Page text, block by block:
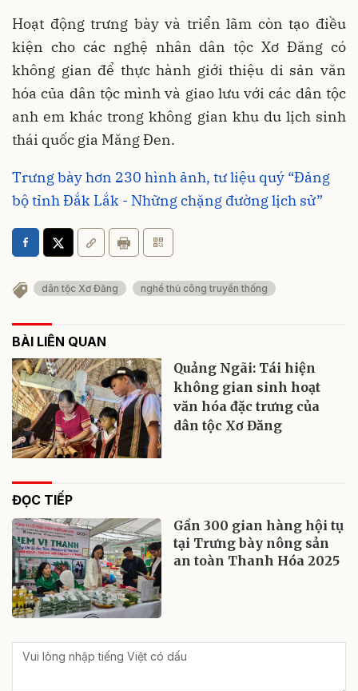
Hoạt động trưng bày và triển lãm còn tạo điều
kiện cho các nghệ nhân dân tộc Xơ Đăng có
không gian để thực hành giới thiệu di sản văn
hóa của dân tộc mình và giao lưu với các dân tộc
anh em khác trong không gian khu du lịch sinh
thái quốc gia Măng Đen.
Trưng bày hơn 230 hình ảnh, tư liệu quý “Đảng
bộ tỉnh Đắk Lắk - Những chặng đường lịch sử”
dân tộc Xơ Đăng nghề thủ công truyền thống
BÀI LIÊN QUAN
Quảng Ngãi: Tái hiện
không gian sinh hoạt
văn hóa đặc trưng của
dân tộc Xơ Đăng
ĐỌC TIẾP
Gần 300 gian hàng hội tụ
tại Trưng bày nông sản
an toàn Thanh Hóa 2025